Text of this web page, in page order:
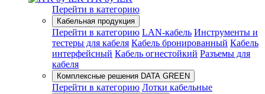
Перейти в категорию
Кабельная продукция
Перейти в категорию LAN-кабель Инструменты и
тестеры для кабеля Кабель бронированный Кабель
интерфейсный Кабель огнестойкий Разъемы для
кабеля
Комплексные решения DATA GREEN
Перейти в категорию Лотки кабельные